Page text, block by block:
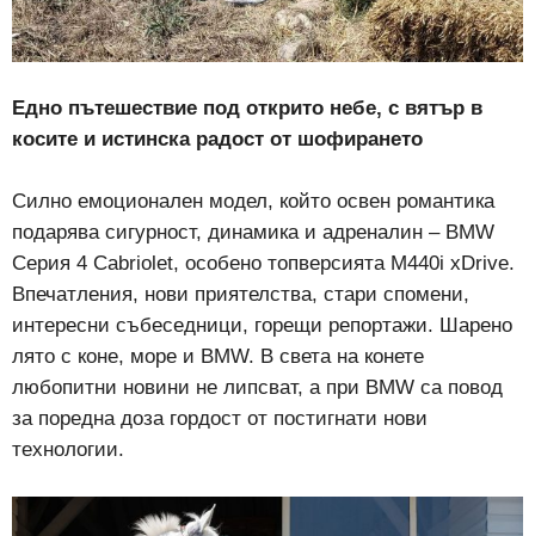
Едно пътешествие под открито небе, с вятър в
косите и истинска радост от шофирането
Силно емоционален модел, който освен романтика
подарява сигурност, динамика и адреналин – BMW
Серия 4 Cabriolet, особено топверсията M440i xDrive.
Впечатления, нови приятелства, стари спомени,
интересни събеседници, горещи репортажи. Шарено
лято с коне, море и BMW. В света на конете
любопитни новини не липсват, а при BMW са повод
за поредна доза гордост от постигнати нови
технологии.